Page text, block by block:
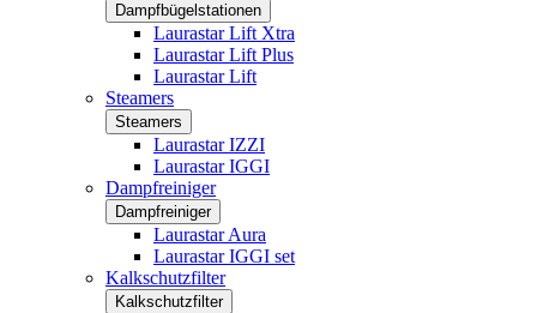
Dampfbügelstationen
Laurastar Lift Xtra
Laurastar Lift Plus
Laurastar Lift
Steamers
Steamers
Laurastar IZZI
Laurastar IGGI
Dampfreiniger
Dampfreiniger
Laurastar Aura
Laurastar IGGI set
Kalkschutzfilter
Kalkschutzfilter